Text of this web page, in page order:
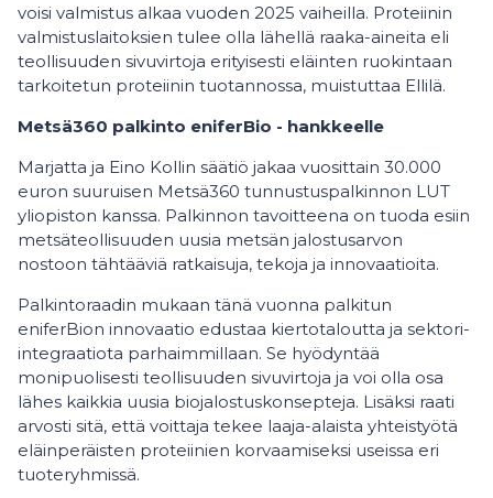
voisi valmistus alkaa vuoden 2025 vaiheilla. Proteiinin
valmistuslaitoksien tulee olla lähellä raaka-aineita eli
teollisuuden sivuvirtoja erityisesti eläinten ruokintaan
tarkoitetun proteiinin tuotannossa, muistuttaa Ellilä.
Metsä360 palkinto eniferBio - hankkeelle
Marjatta ja Eino Kollin säätiö jakaa vuosittain 30.000
euron suuruisen Metsä360 tunnustuspalkinnon LUT
yliopiston kanssa. Palkinnon tavoitteena on tuoda esiin
metsäteollisuuden uusia metsän jalostusarvon
nostoon tähtääviä ratkaisuja, tekoja ja innovaatioita.
Palkintoraadin mukaan tänä vuonna palkitun
eniferBion innovaatio edustaa kiertotaloutta ja sektori-
integraatiota parhaimmillaan. Se hyödyntää
monipuolisesti teollisuuden sivuvirtoja ja voi olla osa
lähes kaikkia uusia biojalostuskonsepteja. Lisäksi raati
arvosti sitä, että voittaja tekee laaja-alaista yhteistyötä
eläinperäisten proteiinien korvaamiseksi useissa eri
tuoteryhmissä.